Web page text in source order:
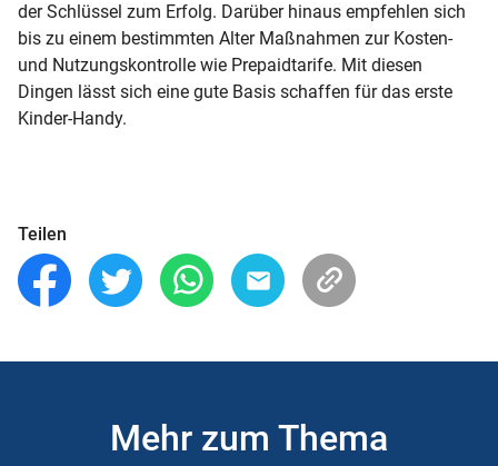
der Schlüssel zum Erfolg. Darüber hinaus empfehlen sich
bis zu einem bestimmten Alter Maßnahmen zur Kosten-
und Nutzungskontrolle wie Prepaidtarife. Mit diesen
Dingen lässt sich eine gute Basis schaffen für das erste
Kinder-Handy.
Teilen
Mehr zum Thema